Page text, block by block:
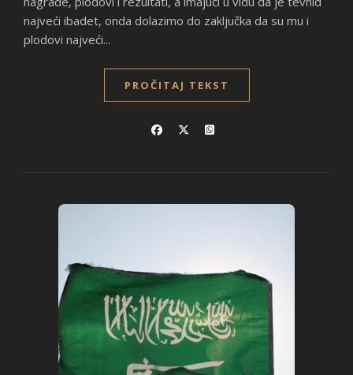
najveći ibadet, onda dolazimo do zaključka da su mu i
plodovi najveći...
PROČITAJ TEKST